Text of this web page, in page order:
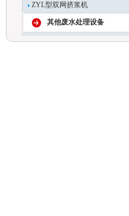
ZYL型双网挤浆机
其他废水处理设备